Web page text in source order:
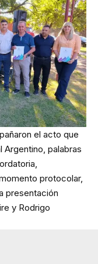
el acto que
Argentino, palabras
protocolar,
presentación
y Rodrigo